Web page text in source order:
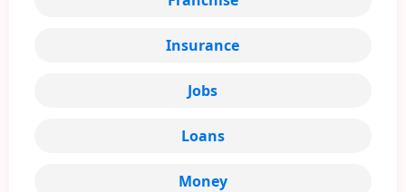
Insurance
Jobs
Loans
Money